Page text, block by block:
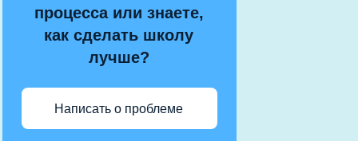
процесса или знаете,
как сделать школу
лучше?
Написать о проблеме